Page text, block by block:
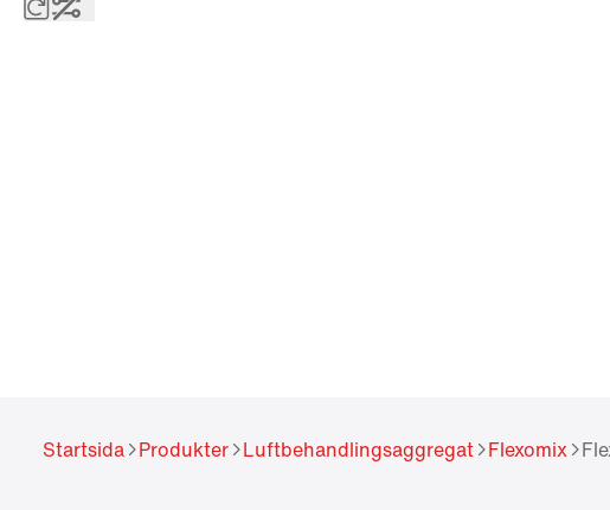
Startsida Produkter Luftbehandlingsaggregat Flexomix